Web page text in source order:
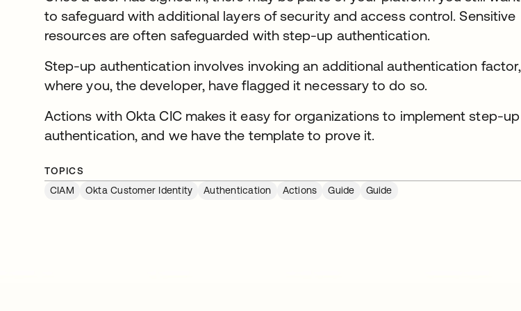
to safeguard with additional layers of security and access control. Sensitive
resources are often safeguarded with step-up authentication.
Step-up authentication involves invoking an additional authentication factor,
where you, the developer, have flagged it necessary to do so.
Actions with Okta CIC makes it easy for organizations to implement step-up
authentication, and we have the template to prove it.
TOPICS
CIAM
Okta Customer Identity Authentication Actions Guide Guide